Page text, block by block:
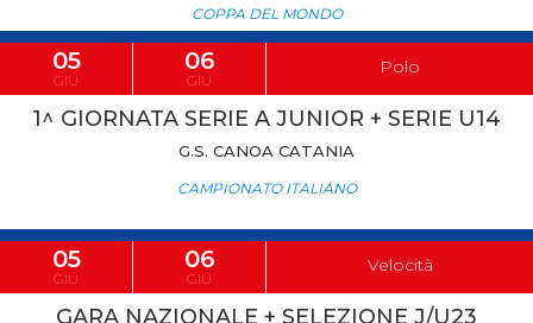
COPPA DEL MONDO
05
GIU
06
GIU
Polo
1^ GIORNATA SERIE A JUNIOR + SERIE U14
G.S. CANOA CATANIA
CAMPIONATO ITALIANO
05
GIU
06
GIU
Velocità
GARA NAZIONALE + SELEZIONE J/U23